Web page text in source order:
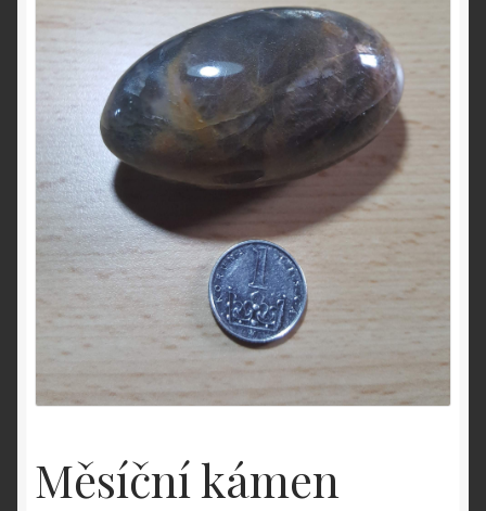
Pokladna
Kontakt
Fotogalerie
Měsíční kámen